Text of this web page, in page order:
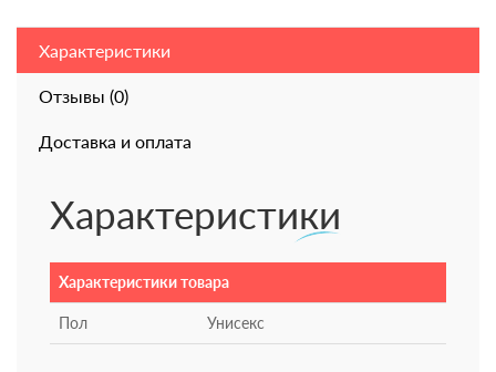
Характеристики
Отзывы (0)
Доставка и оплата
Характеристики
Характеристики товара
Пол Унисекс